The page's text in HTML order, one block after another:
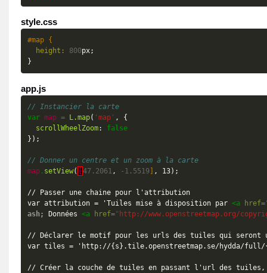
style.css
#map {
height:
800px;
}
app.js
// Instancier la carte
var map = L.map( 'map' ,
{
scrollWheelZoom:
false
});
// Donner un centre et un zoom à la carte
map. setView( 47.2061, - 1.5519] , 13);
// Passer une chaine pour l'attribution
var attribution = 'Tuiles mise à disposition par <a href=
ash;
Données <a href="http://www.openstreetmap.org/
// Déclarer le motif pour les urls des tuiles qui seront
var tiles = 'http://{s}.tile.openstreetmap.se/hydda/
// Créer la couche de tuiles en passant l'url des tuiles,